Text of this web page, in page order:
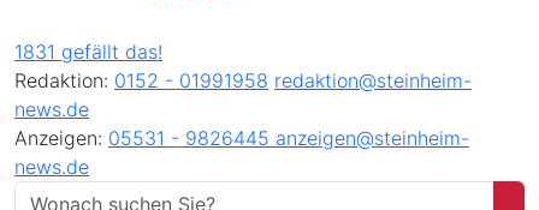
1831 gefällt das!
Redaktion: 0152 - 01991958 redaktion@steinheim-
news.de
Anzeigen: 05531 - 9826445 anzeigen@steinheim-
news.de